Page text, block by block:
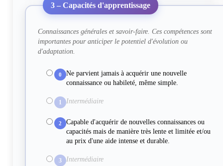
3 – Capacités d'apprentissage
Connaissances générales et savoir-faire. Ces compétences sont
importantes pour anticiper le potentiel d'évolution ou
d'adaptation.
0
Ne parvient jamais à acquérir une nouvelle
connaissance ou habileté, même simple.
1 Intermédiaire
2
Capable d'acquérir de nouvelles connaissances ou
capacités mais de manière très lente et limitée et/ou
au prix d'une aide intense et durable.
3 Intermédiaire